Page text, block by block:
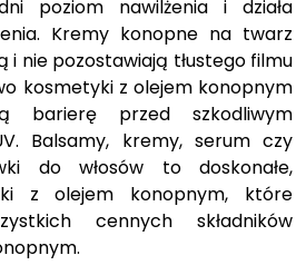
poziom nawilżenia i działa
Kremy konopne na twarz
i nie pozostawiają tłustego filmu
kosmetyki z olejem konopnym
barierę przed szkodliwym
Balsamy, kremy, serum czy
do włosów to doskonałe,
z olejem konopnym, które
cennych składników